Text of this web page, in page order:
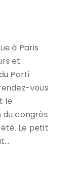
à Paris
et
Parti
vous
le
congrès
Le petit